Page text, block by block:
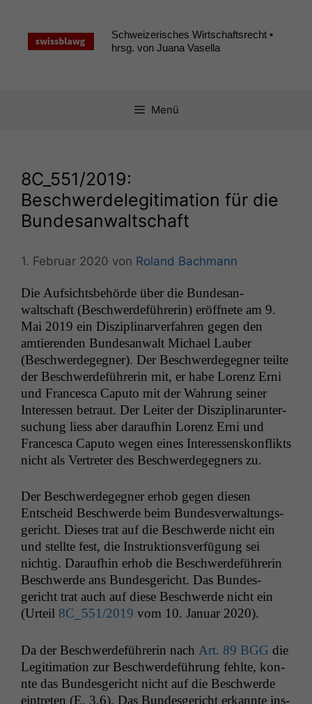
springen
Schweizerisches Wirtschaftsrecht •
hrsg. von Juana Vasella
Menü
8C_551/2019:
Beschwerdelegitimation für die
Bundesanwaltschaft
1. Februar 2020 von Roland Bachmann
Die Auf­sichts­be­hörde über die Bun­de­san­
waltschaft (Beschw­erde­führerin) eröffnete am 9.
Mai 2019 ein Diszi­pli­narver­fahren gegen den
amtieren­den Bun­de­san­walt Michael Lauber
(Beschw­erdegeg­n­er). Der Beschw­erdegeg­n­er teilte
der Beschw­erde­führerin mit, er habe Lorenz Erni
und Francesca Caputo mit der Wahrung sein­er
Inter­essen betraut. Der Leit­er der Diszi­pli­narun­ter­
suchung liess aber daraufhin Lorenz Erni und
Francesca Caputo wegen eines Inter­essen­skon­flik­ts
nicht als Vertreter des Beschw­erdegeg­n­ers zu.
Der Beschw­erdegeg­n­er erhob gegen diesen
Entscheid Beschw­erde beim Bun­desver­wal­tungs­
gericht. Dieses trat auf die Beschw­erde nicht ein
und stellte fest, die Instruk­tionsver­fü­gung sei
nichtig. Daraufhin erhob die Beschw­erde­führerin
Beschw­erde ans Bun­des­gericht. Das Bun­des­
gericht trat auch auf diese Beschw­erde nicht ein
(Urteil 8C_551/2019 vom 10. Jan­u­ar 2020).
Da der Beschw­erde­führerin nach Art. 89 BGG die
Legit­i­ma­tion zur Beschw­erde­führung fehlte, kon­
nte das Bun­des­gericht nicht auf die Beschw­erde
ein­treten (E. 3.6). Das Bun­des­gericht erkan­nte ins­